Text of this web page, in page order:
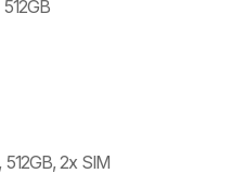
512GB, 2x SIM